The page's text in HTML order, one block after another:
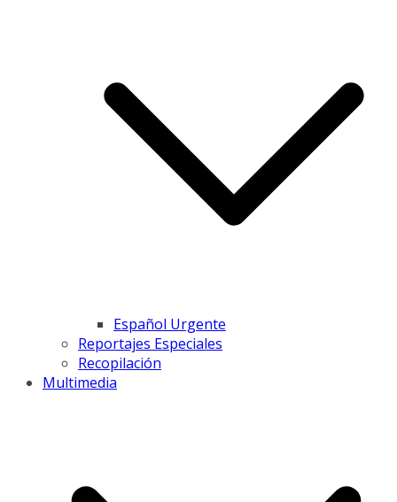
Español Urgente
Reportajes Especiales
Recopilación
Multimedia